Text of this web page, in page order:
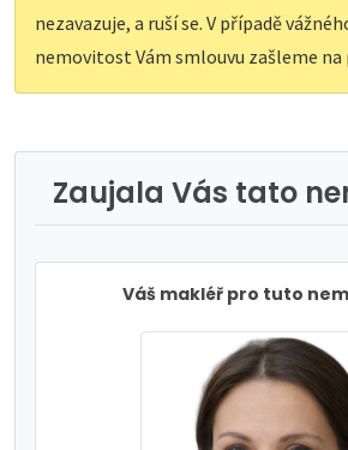
nezavazuje, a ruší se. V případě
nemovitost Vám smlouvu zašleme na
Zaujala Vás tato
Váš makléř pro tuto